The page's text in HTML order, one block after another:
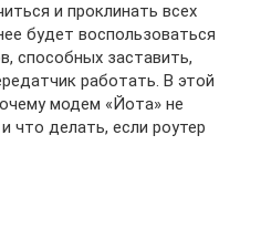
и проклинать всех
будет воспользоваться
способных заставить,
работать. В этой
модем «Йота» не
что делать, если роутер